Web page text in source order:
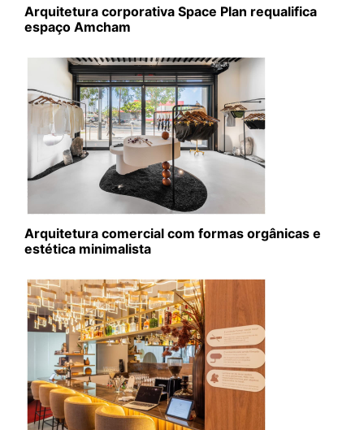
Arquitetura corporativa Space Plan requalifica
espaço Amcham
Arquitetura comercial com formas orgânicas e
estética minimalista